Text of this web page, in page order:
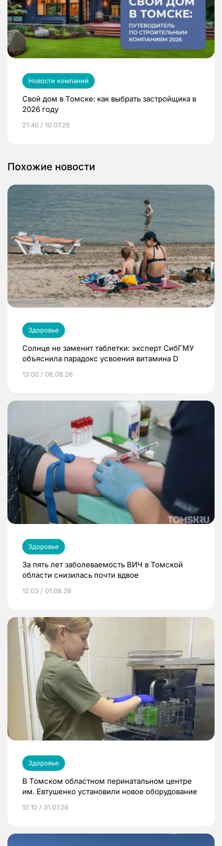
Новости компаний
Свой дом в Томске: как выбрать застройщика в
2026 году
21:40 / 10.07.26
Похожие новости
Здоровье
Солнце не заменит таблетки: эксперт СибГМУ
объяснила парадокс усвоения витамина D
13:00 / 06.08.26
Здоровье
За пять лет заболеваемость ВИЧ в Томской
области снизилась почти вдвое
12:03 / 01.08.26
Здоровье
В Томском областном перинатальном центре
им. Евтушенко установили новое оборудование
12:10 / 31.07.26